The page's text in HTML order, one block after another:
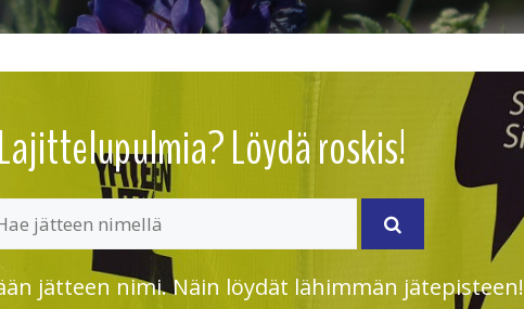
Lajittelupulmia? Löydä roskis!
jätteen nimi. Näin löydät lähimmän jätepisteen!